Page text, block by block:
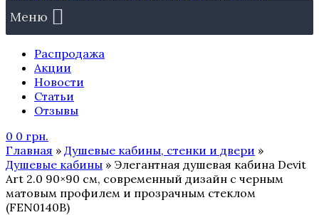
Меню
Распродажа
Акции
Новости
Статьи
Отзывы
0 0 грн.
Главная » Душевые кабины, стенки и двери »
Душевые кабины » Элегантная душевая кабина Devit
Art 2.0 90×90 см, современный дизайн с черным
матовым профилем и прозрачным стеклом
(FEN0140B)